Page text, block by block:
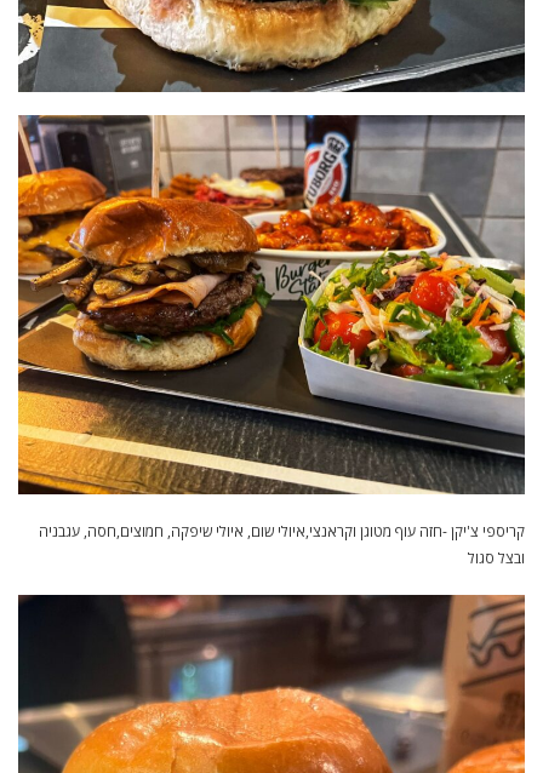
קריספי צ'יקן -חזה עוף מטוגן וקראנצי,איולי שום, איולי שיפקה, חמוצים,חסה, עגבניה
ובצל סגול